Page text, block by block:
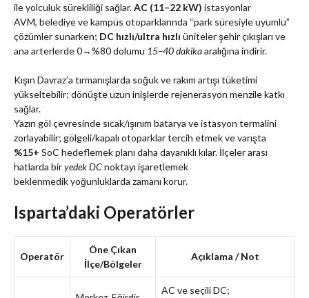
ile yolculuk sürekliliği sağlar.AC (11–22 kW) istasyonlar
AVM, belediye ve kampüs otoparklarında “park süresiyle uyumlu”
çözümler sunarken; DC hızlı/ultra hızlı üniteler şehir çıkışları ve
ana arterlerde 0→%80 dolumu 15–40 dakikaaralığına indirir.
Kışın Davraz’a tırmanışlarda soğuk ve rakım artışı tüketimi
yükseltebilir; dönüşte uzun inişlerde rejenerasyon menzile katkı
sağlar.
Yazın göl çevresinde sıcak/ışınım batarya ve istasyon termalini
zorlayabilir; gölgeli/kapalı otoparklar tercih etmek ve varışta
%15+ SoC hedeflemek planı daha dayanıklı kılar. İlçeler arası
hatlarda biryedek DCnoktayı işaretlemek
beklenmedik yoğunluklarda zamanı korur.
Isparta’daki Operatörler
Operatör
Öne Çıkan
İlçe/Bölgeler
Açıklama / Not
AC ve seçili DC;